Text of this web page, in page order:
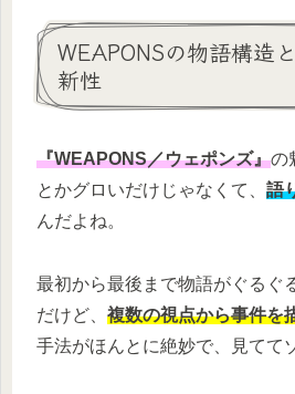
WEAPONSの物語構造
新性
『WEAPONS／ウェポンズ』の
とかグロいだけじゃなくて、 語
んだよね。
最初から最後まで物語がぐるぐ
だけど、 複数の視点から事件を
手法がほんとに絶妙で、見てて